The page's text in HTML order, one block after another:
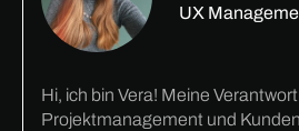
UX
Hi, ich bin Vera! Meine
Projektmanagement und